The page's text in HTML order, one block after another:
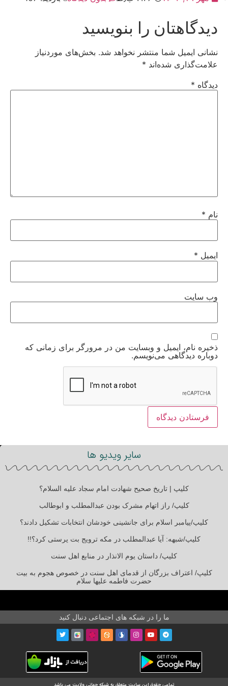
دیدگاهتان را بنویسید
نشانی ایمیل شما منتشر نخواهد شد. بخش‌های موردنیاز
علامت‌گذاری شده‌اند *
دیدگاه *
نام *
ایمیل *
وب‌ سایت
ذخیره نام، ایمیل و وبسایت من در مرورگر برای زمانی که
دوباره دیدگاهی می‌نویسم.
سایر ویدیو ها
کلیپ | تاریخ صحیح شهادت امام سجاد علیه السلام؟
کلیپ/ راز اتهام مشرک بودن عبدالمطلب و ابوطالب
کلیپ/پیامبر اسلام برای جانشینی خودشان انتخابات تشکیل دادند؟
کلیپ/شبهه: آیا عبدالمطلب در مکه ترویج بت پرستی کرد؟!!
کلیپ/ داستان یوم الانذار در منابع اهل سنت
کلیپ/ اعتراف بزرگان از قدمای اهل سنت در خصوص هجوم به بیت
حضرت فاطمه علیها سلام
ما را در شبکه های اجتماعی دنبال کنید